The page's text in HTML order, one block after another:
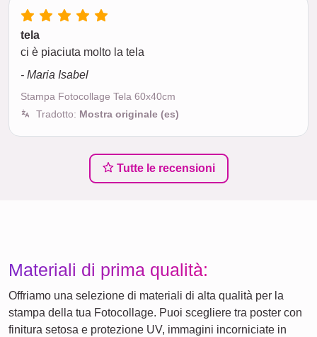
tela
ci è piaciuta molto la tela
- Maria Isabel
Stampa Fotocollage Tela 60x40cm
Tradotto: Mostra originale (es)
Tutte le recensioni
Materiali di prima qualità:
Offriamo una selezione di materiali di alta qualità per la
stampa della tua Fotocollage. Puoi scegliere tra poster con
finitura setosa e protezione UV, immagini incorniciate in